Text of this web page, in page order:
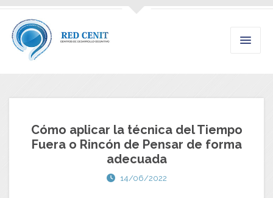
Cómo aplicar la técnica del Tiempo
Fuera o Rincón de Pensar de forma
adecuada
14/06/2022